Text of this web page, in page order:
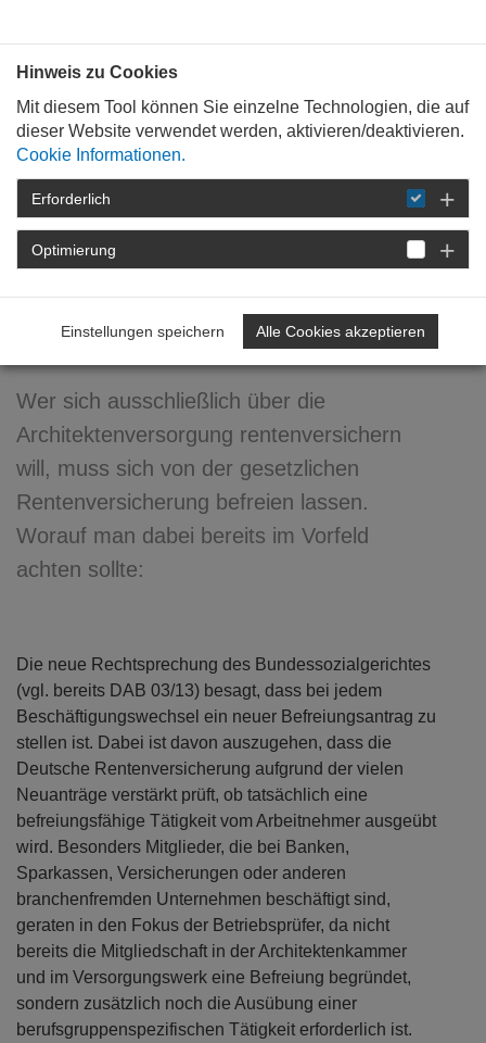
STARTSEITE DETAIL
Befreiungsanträge zur
Rentenversicherung
Wer sich ausschließlich über die
Architektenversorgung rentenversichern
will, muss sich von der gesetzlichen
Rentenversicherung befreien lassen.
Worauf man dabei bereits im Vorfeld
achten sollte:
Die neue Rechtsprechung des Bundessozialgerichtes
(vgl. bereits DAB 03/13) besagt, dass bei jedem
Beschäftigungswechsel ein neuer Befreiungsantrag zu
stellen ist. Dabei ist davon auszugehen, dass die
Deutsche Rentenversicherung aufgrund der vielen
Neuanträge verstärkt prüft, ob tatsächlich eine
befreiungsfähige Tätigkeit vom Arbeitnehmer ausgeübt
wird. Besonders Mitglieder, die bei Banken,
Sparkassen, Versicherungen oder anderen
branchenfremden Unternehmen beschäftigt sind,
geraten in den Fokus der Betriebsprüfer, da nicht
bereits die Mitgliedschaft in der Architektenkammer
und im Versorgungswerk eine Befreiung begründet,
sondern zusätzlich noch die Ausübung einer
berufsgruppenspezifischen Tätigkeit erforderlich ist.
Hinweis zu Cookies
Mit diesem Tool können Sie einzelne Technologien, die auf
dieser Website verwendet werden, aktivieren/deaktivieren.
Cookie Informationen.
Erforderlich
Optimierung
Einstellungen speichern Alle Cookies akzeptieren